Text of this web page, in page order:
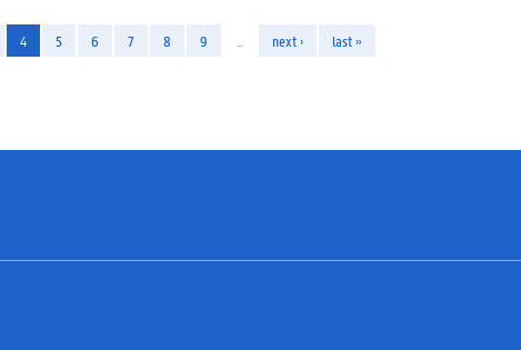
4 5 6 7 8 9 next › last »